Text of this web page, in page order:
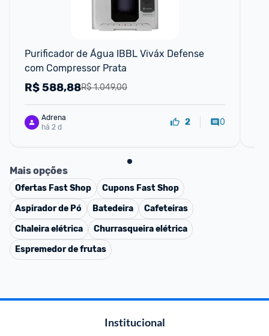
Purificador de Água IBBL Viváx Defense
com Compressor Prata
R$ 1.049,00
R$588,88
Adrena
há 2 d
2 0
Mais opções
Ofertas Fast Shop Cupons Fast Shop
Aspirador de Pó
Batedeira
Cafeteiras
Chaleira elétrica
Churrasqueira elétrica
Espremedor de frutas
Institucional